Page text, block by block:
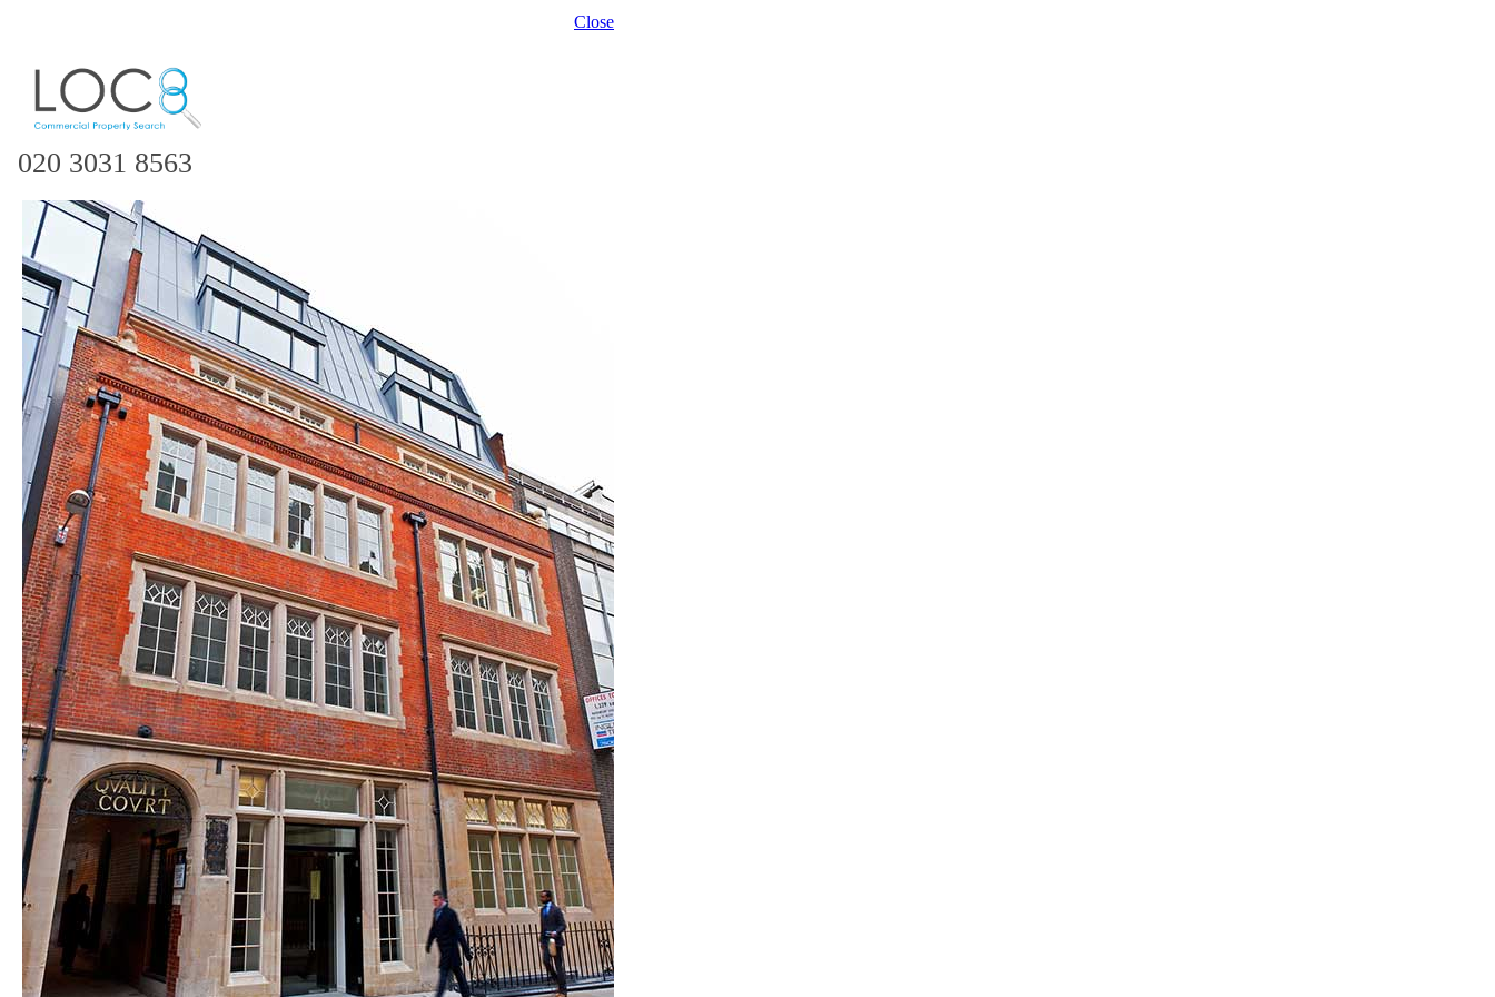
Close
020 3031 8563